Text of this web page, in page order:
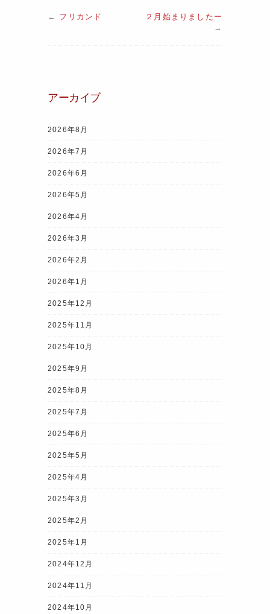
a
c
o
k
w
itt
n
el
e
h
at
← フリカンド
２月始まりましたー
→
アーカイブ
2026年8月
2026年7月
2026年6月
2026年5月
2026年4月
2026年3月
2026年2月
2026年1月
2025年12月
2025年11月
2025年10月
2025年9月
2025年8月
2025年7月
2025年6月
2025年5月
2025年4月
2025年3月
2025年2月
2025年1月
2024年12月
2024年11月
2024年10月